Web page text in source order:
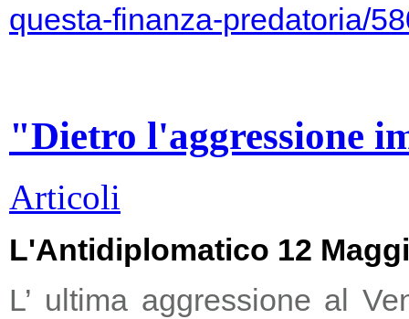
questa-finanza-predatoria/
"Dietro l'aggressione
Articoli
L'Antidiplomatico 12
L’ ultima aggressione al